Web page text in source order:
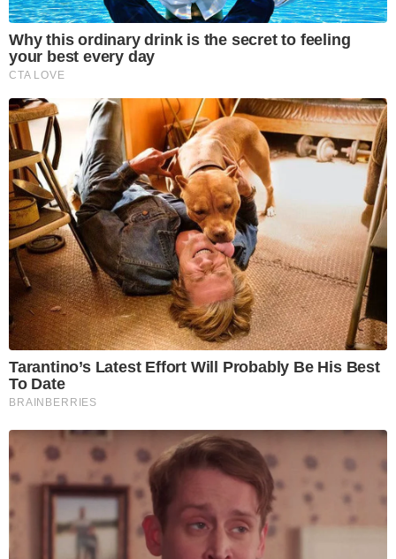
Why this ordinary drink is the secret to feeling
your best every day
CTA LOVE
Tarantino’s Latest Effort Will Probably Be His Best
To Date
BRAINBERRIES